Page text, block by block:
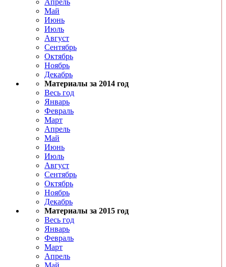
Апрель
Май
Июнь
Июль
Август
Сентябрь
Октябрь
Ноябрь
Декабрь
Материалы за 2014 год
Весь год
Январь
Февраль
Март
Апрель
Май
Июнь
Июль
Август
Сентябрь
Октябрь
Ноябрь
Декабрь
Материалы за 2015 год
Весь год
Январь
Февраль
Март
Апрель
Май